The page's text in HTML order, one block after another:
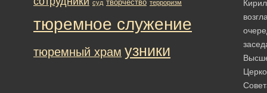
суд творчество терроризм
тюремное служение
тюремный храм узники